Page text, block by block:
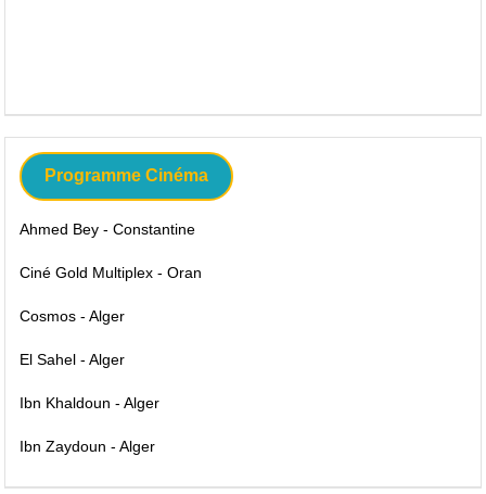
Programme Cinéma
Ahmed Bey - Constantine
Ciné Gold Multiplex - Oran
Cosmos - Alger
El Sahel - Alger
Ibn Khaldoun - Alger
Ibn Zaydoun - Alger